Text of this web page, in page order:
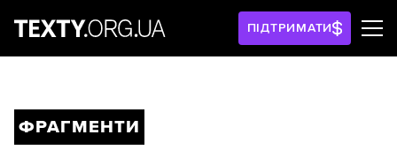
ПІДТРИМАТИ
ФРАГМЕНТИ